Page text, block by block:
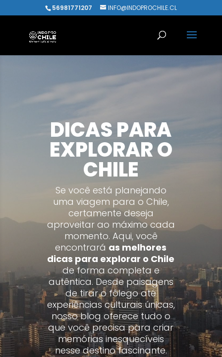
56981771207 INFO@INDOPROCHILE.CL
DICAS PARA
EXPLORAR O
CHILE
Se você está planejando
uma viagem para o Chile,
certamente deseja
aproveitar ao máximo cada
momento. Aqui, você
encontrará as melhores
dicas para explorar o Chile
de forma completa e
autêntica. Desde paisagens
de tirar o fôlego até
experiências culturais únicas,
nosso blog oferece tudo o
que você precisa para criar
memórias inesquecíveis
nesse destino fascinante.